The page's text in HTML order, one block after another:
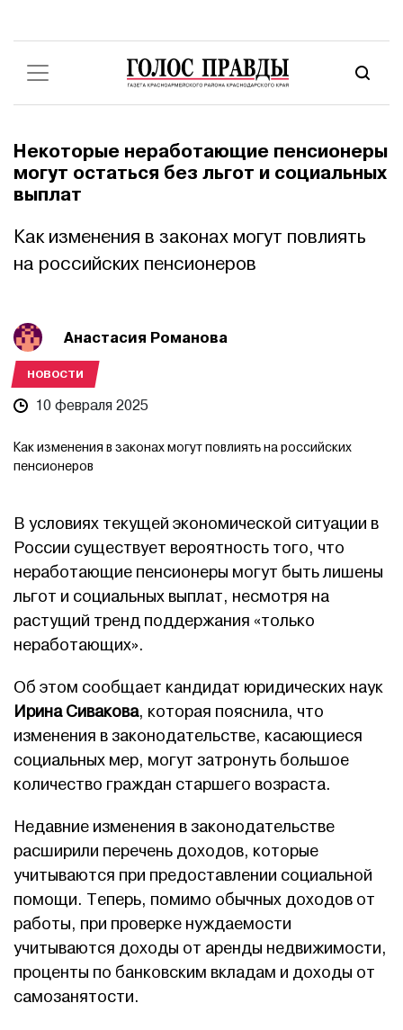
Некоторые неработающие пенсионеры
могут остаться без льгот и социальных
выплат
Как изменения в законах могут повлиять
на российских пенсионеров
Анастасия Романова
НОВОСТИ
10 февраля 2025
Как изменения в законах могут повлиять на российских
пенсионеров
В условиях текущей экономической ситуации в
России существует вероятность того, что
неработающие пенсионеры могут быть лишены
льгот и социальных выплат, несмотря на
растущий тренд поддержания «только
неработающих».
Об этом сообщает кандидат юридических наук
Ирина Сивакова, которая пояснила, что
изменения в законодательстве, касающиеся
социальных мер, могут затронуть большое
количество граждан старшего возраста.
Недавние изменения в законодательстве
расширили перечень доходов, которые
учитываются при предоставлении социальной
помощи. Теперь, помимо обычных доходов от
работы, при проверке нуждаемости
учитываются доходы от аренды недвижимости,
проценты по банковским вкладам и доходы от
самозанятости.